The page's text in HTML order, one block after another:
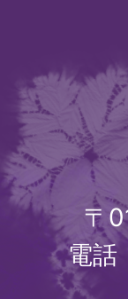
〒
電話